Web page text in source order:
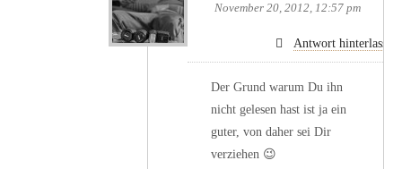
November 20, 2012, 12:57 pm
Antwort hinterlassen
Der Grund warum Du ihn
nicht gelesen hast ist ja ein
guter, von daher sei Dir
verziehen 😉